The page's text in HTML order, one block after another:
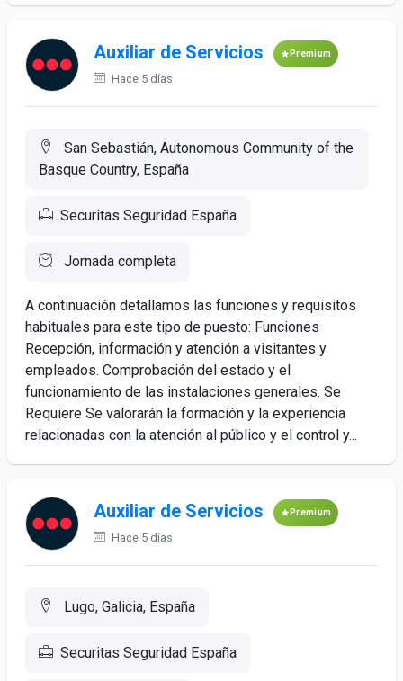
Auxiliar de Servicios Premium
Hace 5 días
San Sebastián, Autonomous Community of the
Basque Country, España
Securitas Seguridad España
Jornada completa
A continuación detallamos las funciones y requisitos
habituales para este tipo de puesto: Funciones
Recepción, información y atención a visitantes y
empleados. Comprobación del estado y el
funcionamiento de las instalaciones generales. Se
Requiere Se valorarán la formación y la experiencia
relacionadas con la atención al público y el control y...
Auxiliar de Servicios Premium
Hace 5 días
Lugo, Galicia, España
Securitas Seguridad España